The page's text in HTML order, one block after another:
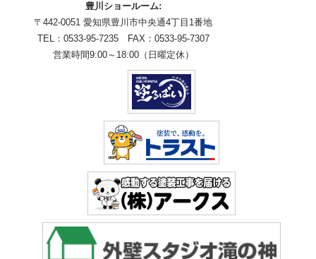
豊川ショールーム:
〒442-0051 愛知県豊川市中央通4丁目1番地
TEL：0533-95-7235 FAX：0533-95-7307
営業時間9:00～18:00（日曜定休）